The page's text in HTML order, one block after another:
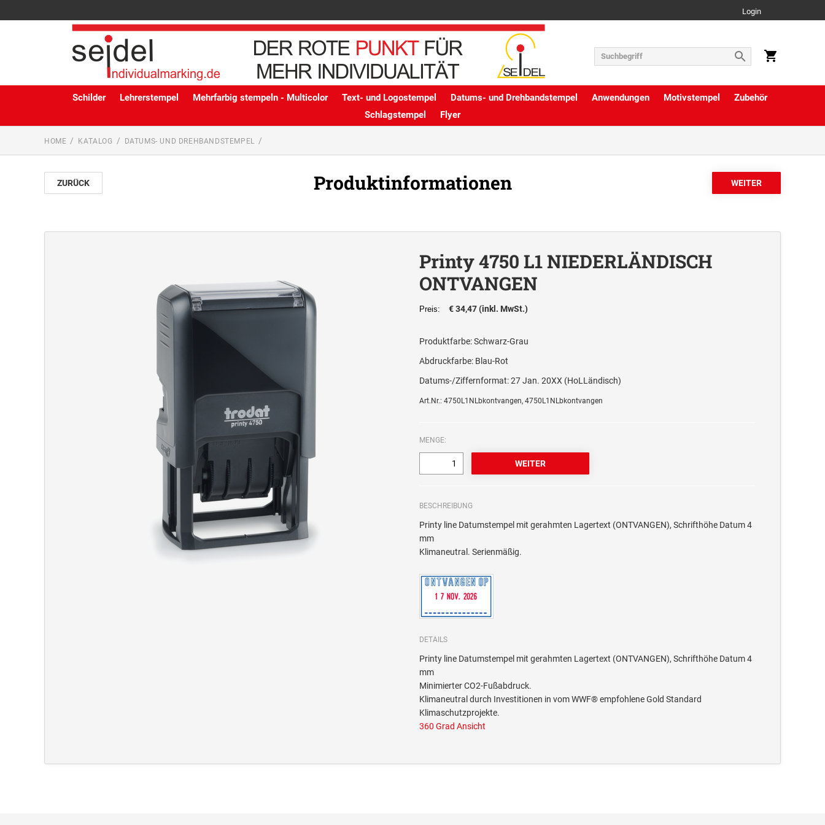
Login
Schilder Lehrerstempel Mehrfarbig stempeln - Multicolor Text- und Logostempel Datums- und Drehbandstempel Anwendungen Motivstempel
Zubehör
Schlagstempel
Flyer
HOME KATALOG DATUMS- UND DREHBANDSTEMPEL
ZURÜCK Produktinformationen
Printy 4750 L1 NIEDERLÄNDISCH
ONTVANGEN
Preis: € 34,47 (inkl. MwSt.)
Produktfarbe:Schwarz-Grau
Abdruckfarbe: Blau-Rot
Datums-/Ziffernformat:27 Jan. 20XX (HoLLändisch)
Art.Nr.: 4750L1NLbkontvangen, 4750L1NLbkontvangen
MENGE:
BESCHREIBUNG
Printy line Datumstempel mit gerahmten Lagertext (ONTVANGEN), Schrifthöhe Datum 4
mm
Klimaneutral. Serienmäßig.
DETAILS
Printy line Datumstempel mit gerahmten Lagertext (ONTVANGEN), Schrifthöhe Datum 4
mm
Minimierter CO2-Fußabdruck.
Klimaneutral durch Investitionen in vom WWF® empfohlene Gold Standard
Klimaschutzprojekte.
360 Grad Ansicht